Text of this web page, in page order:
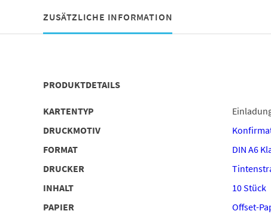
ZUSÄTZLICHE INFORMATION
PRODUKTDETAILS
KARTENTYP
DRUCKMOTIV
FORMAT
DIN A6
DRUCKER
INHALT
10 Stück
PAPIER
Offset-